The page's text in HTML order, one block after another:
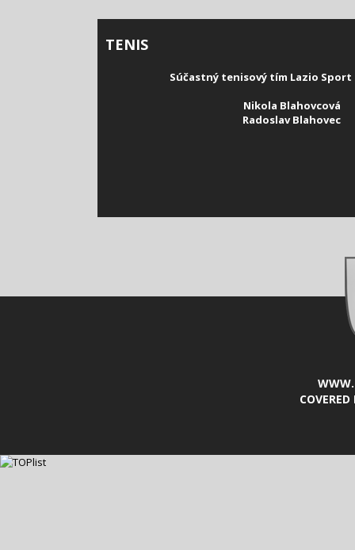
TENIS
Súčastný tenisový tím Lazio Sport
Nikola Blahovcová
Radoslav Blahovec